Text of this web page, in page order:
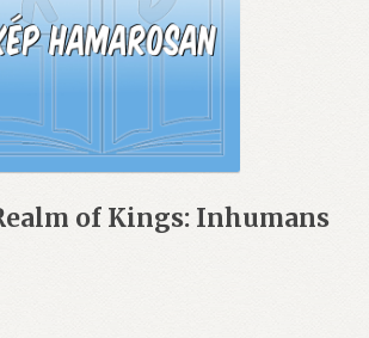
of Kings: Inhumans